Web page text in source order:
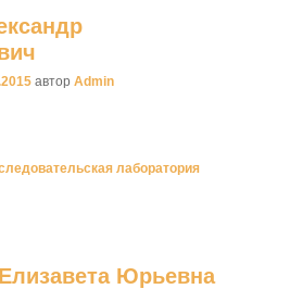
автор Admin
лаборатория
Юрьевна